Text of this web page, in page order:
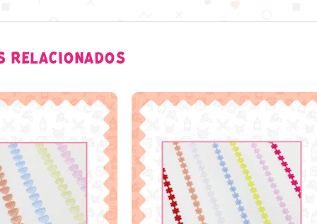
RELACIONADOS